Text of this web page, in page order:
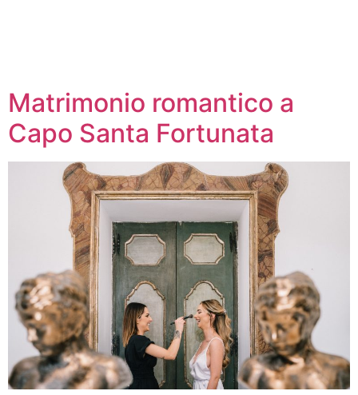
Matrimonio romantico a
Capo Santa Fortunata